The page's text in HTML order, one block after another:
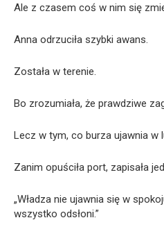
Ale z czasem coś w nim się
Anna odrzuciła szybki awans.
Została w terenie.
Bo zrozumiała, że prawdziwe
Lecz w tym, co burza ujawnia w
Zanim opuściła port, zapisała
„Władza nie ujawnia się w
wszystko odsłoni.”